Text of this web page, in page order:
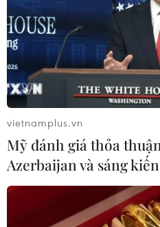
vietnamplus.vn
Mỹ đánh giá thỏa
Azerbaijan và sáng